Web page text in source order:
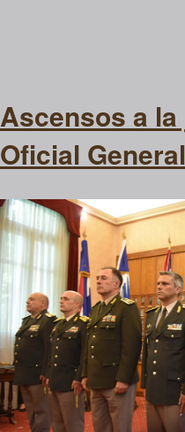
Ascensos a
Oficial General